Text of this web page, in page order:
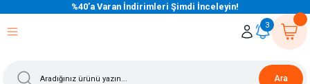
%40’a Varan İndirimleri Şimdi İnceleyin!
Ara
3